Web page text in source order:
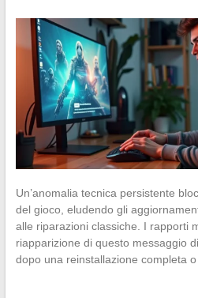
Un’anomalia tecnica persistente
del gioco, eludendo gli
alle riparazioni classiche. I rapporti
riapparizione di questo messaggio
dopo una reinstallazione completa o